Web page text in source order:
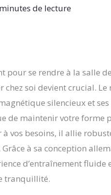
de lecture
pour se rendre à la salle
chez soi devient crucial.
silencieux et
de maintenir votre forme
vos besoins, il allie
à sa conception
d’entraînement fluide
tranquillité.